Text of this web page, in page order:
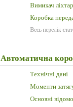
Вимикач
Коробка
Весь перелік
Автоматична
Технічні дані
Моменти
Основні